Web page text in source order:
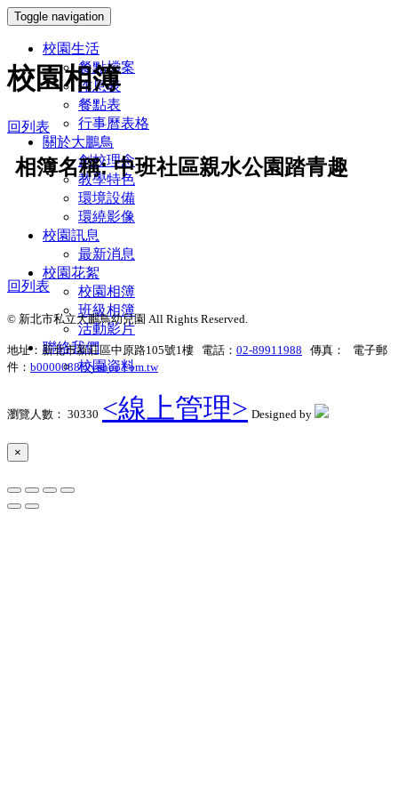
Toggle navigation
校園生活
餐點檔案
作息表
餐點表
行事曆表格
關於大鵬鳥
創校理念
教學特色
環境設備
環繞影像
校園訊息
最新消息
校園花絮
校園相簿
班級相簿
活動影片
聯絡我們
校園資料
校園相簿
回列表
相簿名稱: 中班社區親水公園踏青趣
回列表
© 新北市私立大鵬鳥幼兒園 All Rights Reserved.
地址：新北市新莊區中原路105號1樓 電話： 02-89911988 傳真： 電子郵
件： b0000088@yahoo.com.tw
瀏覽人數： 30330 <線上管理> Designed by
×